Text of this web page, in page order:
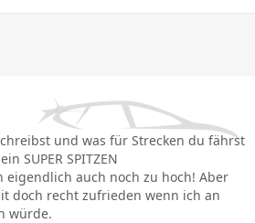
und was für Strecken du fährst
SUPER SPITZEN
eigendlich auch noch zu hoch! Aber
doch recht zufrieden wenn ich an
würde.